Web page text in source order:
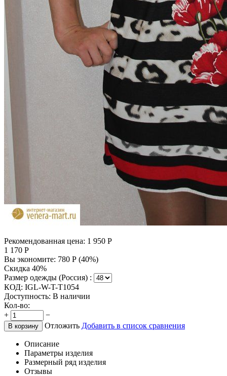
Рекомендованная цена: 1 950 Р
1 170 Р
Вы экономите: 780 Р (40%)
Скидка 40%
Размер одежды (Россия) :
КОД: IGL-W-T-T1054
Доступность: В наличии
Кол-во:
+
−
В корзину Отложить Добавить в список сравнения
Описание
Параметры изделия
Размерный ряд изделия
Отзывы